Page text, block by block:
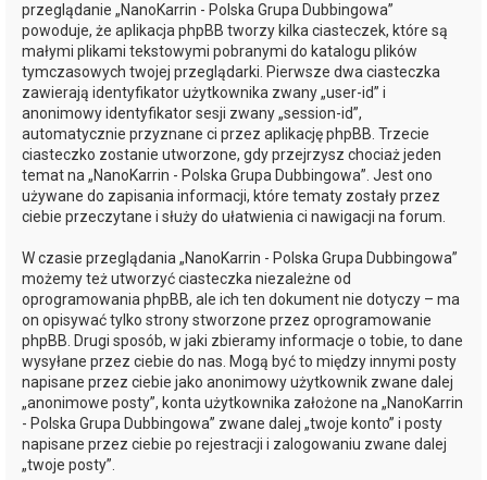
przeglądanie „NanoKarrin - Polska Grupa Dubbingowa”
powoduje, że aplikacja phpBB tworzy kilka ciasteczek, które są
małymi plikami tekstowymi pobranymi do katalogu plików
tymczasowych twojej przeglądarki. Pierwsze dwa ciasteczka
zawierają identyfikator użytkownika zwany „user-id” i
anonimowy identyfikator sesji zwany „session-id”,
automatycznie przyznane ci przez aplikację phpBB. Trzecie
ciasteczko zostanie utworzone, gdy przejrzysz chociaż jeden
temat na „NanoKarrin - Polska Grupa Dubbingowa”. Jest ono
używane do zapisania informacji, które tematy zostały przez
ciebie przeczytane i służy do ułatwienia ci nawigacji na forum.
W czasie przeglądania „NanoKarrin - Polska Grupa Dubbingowa”
możemy też utworzyć ciasteczka niezależne od
oprogramowania phpBB, ale ich ten dokument nie dotyczy – ma
on opisywać tylko strony stworzone przez oprogramowanie
phpBB. Drugi sposób, w jaki zbieramy informacje o tobie, to dane
wysyłane przez ciebie do nas. Mogą być to między innymi posty
napisane przez ciebie jako anonimowy użytkownik zwane dalej
„anonimowe posty”, konta użytkownika założone na „NanoKarrin
- Polska Grupa Dubbingowa” zwane dalej „twoje konto” i posty
napisane przez ciebie po rejestracji i zalogowaniu zwane dalej
„twoje posty”.